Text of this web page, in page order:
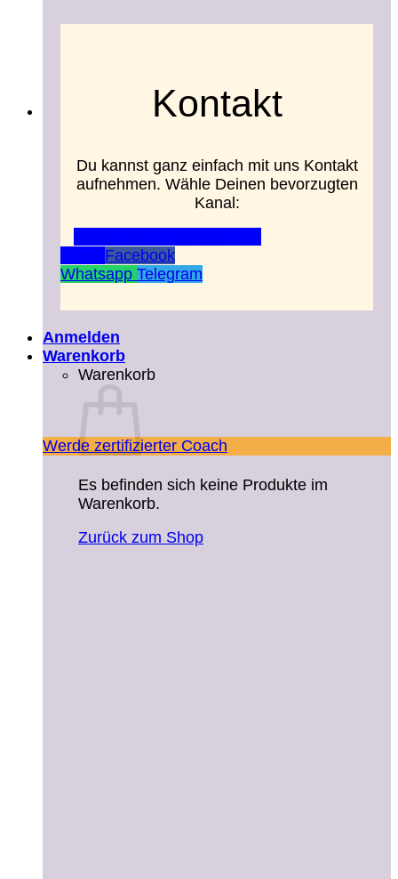
Werde zertifizierter Coach
Kontakt
Du kannst ganz einfach mit uns Kontakt
aufnehmen. Wähle Deinen bevorzugten
Kanal:
Facebook
Whatsapp Telegram
Anmelden
Warenkorb
Warenkorb
Es befinden sich keine Produkte im
Warenkorb.
Zurück zum Shop